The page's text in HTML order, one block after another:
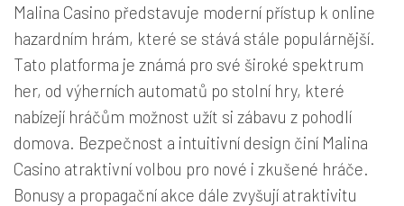
Malina Casino představuje moderní přístup k online
hazardním hrám, které se stává stále populárnější.
Tato platforma je známá pro své široké spektrum
her, od výherních automatů po stolní hry, které
nabízejí hráčům možnost užít si zábavu z pohodlí
domova. Bezpečnost a intuitivní design činí Malina
Casino atraktivní volbou pro nové i zkušené hráče.
Bonusy a propagační akce dále zvyšují atraktivitu